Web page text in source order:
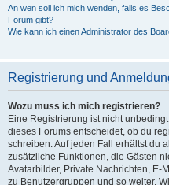
An wen soll ich mich wenden, falls es
Forum gibt?
Wie kann ich einen Administrator des
Registrierung und
Wozu muss ich mich registrieren?
Eine Registrierung ist nicht
dieses Forums entscheidet, ob du
schreiben. Auf jeden Fall erhältst du
zusätzliche Funktionen, die Gästen
Avatarbilder, Private Nachrichten, E-
zu Benutzergruppen und so weiter.